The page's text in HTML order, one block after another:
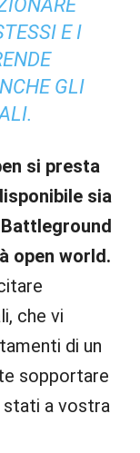
E I
GLI
si presta
sia
open world.
che vi
di un
sopportare
stati a vostra